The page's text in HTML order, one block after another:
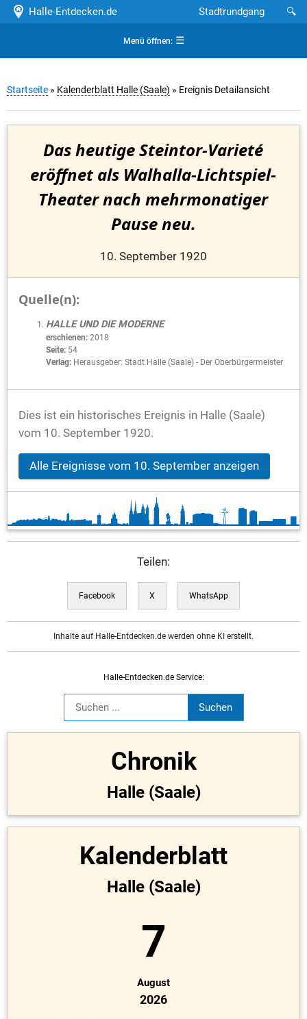
Halle-Entdecken.de 🔍
Stadtrundgang
Menü öffnen:☰
Startseite » Kalenderblatt Halle (Saale) » Ereignis Detailansicht
Das heutige Steintor-Varieté
eröffnet als Walhalla-Lichtspiel-
Theater nach mehrmonatiger
Pause neu.
10. September 1920
Quelle(n):
HALLE UND DIE MODERNE
erschienen: 2018
Seite: 54
Verlag: Herausgeber: Stadt Halle (Saale) - Der Oberbürgermeister
Dies ist ein historisches Ereignis in Halle (Saale)
vom 10. September 1920.
Alle Ereignisse vom 10. September anzeigen
Teilen:
Facebook X WhatsApp
Inhalte auf Halle-Entdecken.de werden ohne KI erstellt.
Halle-Entdecken.de Service:
Chronik
Halle (Saale)
Kalenderblatt
Halle (Saale)
7
August
2026